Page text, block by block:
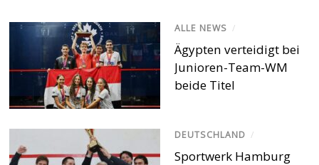
ALLE NEWS /
Ägypten verteidigt bei
Junioren-Team-WM
beide Titel
DEUTSCHLAND /
Sportwerk Hamburg